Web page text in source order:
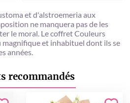
et d'alstroemeria aux
ne manquera pas de les
le moral. Le coffret Couleurs
magnifique et inhabituel dont ils se
années.
recommandés